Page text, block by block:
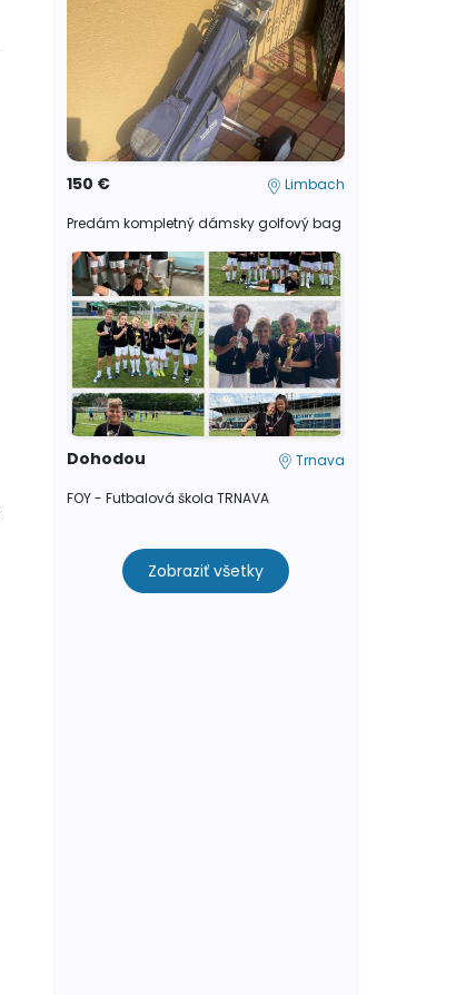
150 € Limbach
Predám kompletný dámsky golfový bag
Dohodou Trnava
FOY - Futbalová škola TRNAVA
Zobraziť všetky